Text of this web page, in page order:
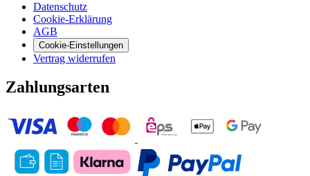
Datenschutz
Cookie-Erklärung
AGB
Cookie-Einstellungen
Vertrag widerrufen
Zahlungsarten